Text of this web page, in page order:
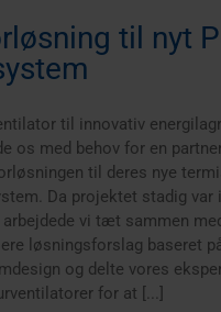
til nyt
til innovativ
os med behov for en
til deres nye
Da projektet stadig var i
vi tæt sammen
løsningsforslag baseret
og delte vores
for at [...]